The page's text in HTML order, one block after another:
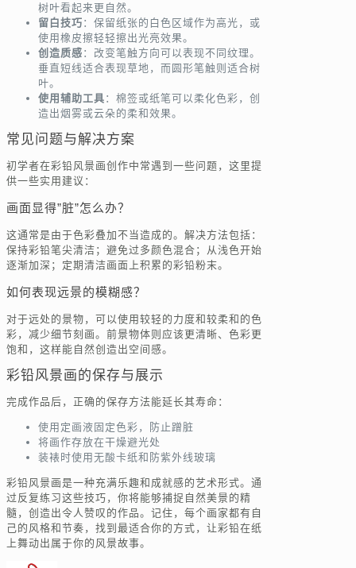
树叶看起来更自然。
留白技巧 ：保留纸张的白色区域作为高光，或
使用橡皮擦轻轻擦出光亮效果。
创造质感 ：改变笔触方向可以表现不同纹理。
垂直短线适合表现草地，而圆形笔触则适合树
叶。
使用辅助工具 ：棉签或纸笔可以柔化色彩，创
造出烟雾或云朵的柔和效果。
常见问题与解决方案
初学者在彩铅风景画创作中常遇到一些问题，这里提
供一些实用建议：
画面显得”脏”怎么办？
这通常是由于色彩叠加不当造成的。解决方法包括：
保持彩铅笔尖清洁；避免过多颜色混合；从浅色开始
逐渐加深；定期清洁画面上积累的彩铅粉末。
如何表现远景的模糊感？
对于远处的景物，可以使用较轻的力度和较柔和的色
彩，减少细节刻画。前景物体则应该更清晰、色彩更
饱和，这样能自然创造出空间感。
彩铅风景画的保存与展示
完成作品后，正确的保存方法能延长其寿命：
使用定画液固定色彩，防止蹭脏
将画作存放在干燥避光处
装裱时使用无酸卡纸和防紫外线玻璃
彩铅风景画是一种充满乐趣和成就感的艺术形式。通
过反复练习这些技巧，你将能够捕捉自然美景的精
髓，创造出令人赞叹的作品。记住，每个画家都有自
己的风格和节奏，找到最适合你的方式，让彩铅在纸
上舞动出属于你的风景故事。